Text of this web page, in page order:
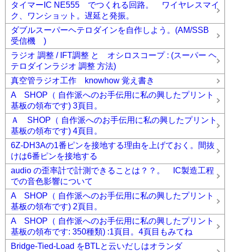
タイマーIC NE555 でつくれる回路。 ワイヤレスマイ
ク、ワンショット。遅延と発振。
ダブルスーパーヘテロダインを自作しよう。(AM/SSB
受信機 )
ラジオ 調整 / IFT調整 と オシロスコープ : (スーパー ヘ
テロダインラジオ 調整 方法)
真空管ラジオ工作 knowhow 覚え書き
A SHOP（ 自作派へのお手伝用に私の興したプリント
基板の領布です) 3頁目。
Ａ SHOP（ 自作派へのお手伝用に私の興したプリント
基板の領布です) 4頁目。
6Z-DH3Aの1番ピンを接地する理由を上げておく。間抜
けは6番ピンを接地する
audio の歪率計で計測できることは？？。 IC製造工程
での音色影響について
A SHOP（ 自作派へのお手伝用に私の興したプリント
基板の領布です) 2頁目。
A SHOP（ 自作派へのお手伝用に私の興したプリント
基板の領布です: 350種類) :1頁目。4頁目もみてね
Bridge-Tied-Load をBTLと云いだしはオランダ